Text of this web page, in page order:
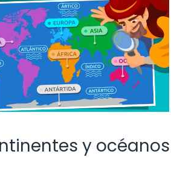
y océanos